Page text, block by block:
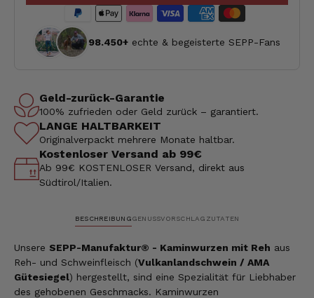
98.450+ echte & begeisterte SEPP-Fans
Geld-zurück-Garantie
100% zufrieden oder Geld zurück – garantiert.
LANGE HALTBARKEIT
Originalverpackt mehrere Monate haltbar.
Kostenloser Versand ab 99€
Ab 99€ KOSTENLOSER Versand, direkt aus
Südtirol/Italien.
BESCHREIBUNGGENUSSVORSCHLAG ZUTATEN
Unsere SEPP-Manufaktur® - Kaminwurzen mit Reh aus
Reh- und Schweinfleisch (Vulkanlandschwein / AMA
Gütesiegel) hergestellt, sind eine Spezialität für Liebhaber
des gehobenen Geschmacks. Kaminwurzen